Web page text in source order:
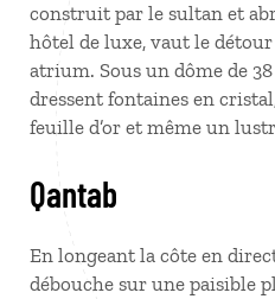
construit par le sultan et
hôtel de luxe, vaut le
atrium. Sous un dôme de
dressent fontaines en
feuille d’or et même un
Qantab
En longeant la côte en
débouche sur une paisible